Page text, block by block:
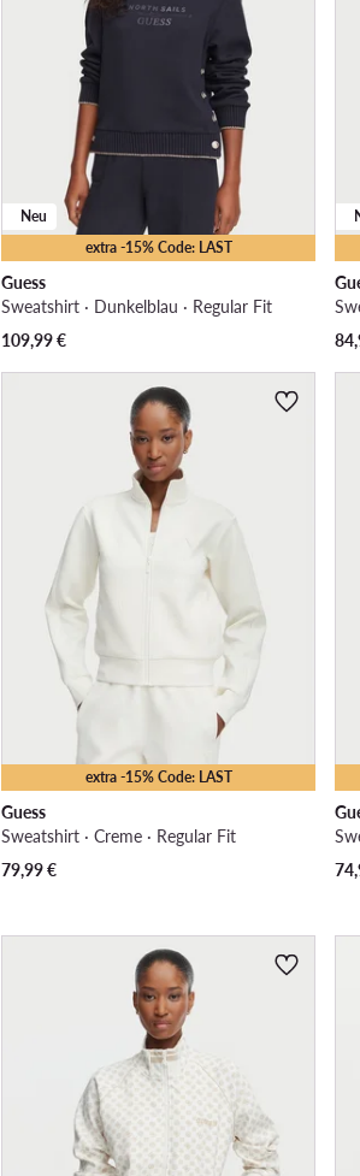
extra -15% Code: LAST
Neu
Guess
Sweatshirt · Dunkelblau · Regular Fit
109,99€
extra -15% Code: LAST
Guess
Sweatshirt · Creme · Regular Fit
79,99€